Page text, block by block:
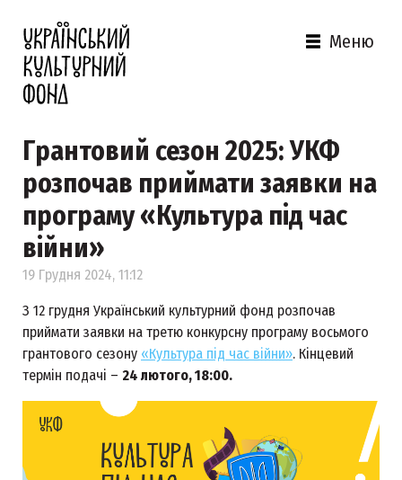
Меню
Грантовий сезон 2025: УКФ
розпочав приймати заявки на
програму «Культура під час
війни»
19 Грудня 2024, 11:12
З 12 грудня Український культурний фонд розпочав
приймати заявки на третю конкурсну програму восьмого
грантового сезону «Культура під час війни». Кінцевий
термін подачі – 24 лютого, 18:00.